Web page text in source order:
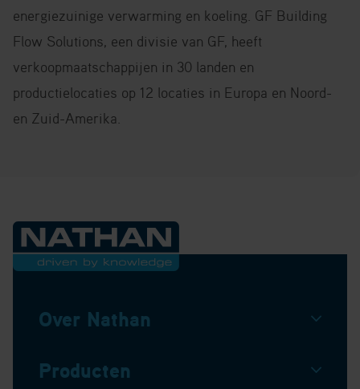
energiezuinige verwarming en koeling. GF Building
Flow Solutions, een divisie van GF, heeft
verkoopmaatschappijen in 30 landen en
productielocaties op 12 locaties in Europa en Noord-
en Zuid-Amerika.
Over Nathan
Producten